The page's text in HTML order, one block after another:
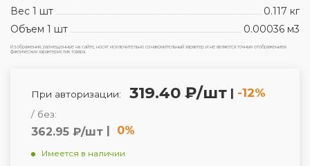
Вес 1 шт
0.117 кг
Объем 1 шт
0.00036 м3
Изображения, размещенные на сайте, носят исключительно ознакомительный характер и не являются точным отображением
фактических характеристик товара.
При авторизации: 319.40 ₽/шт | -12%
/ без:
362.95 ₽/шт | 0%
Имеется в наличии